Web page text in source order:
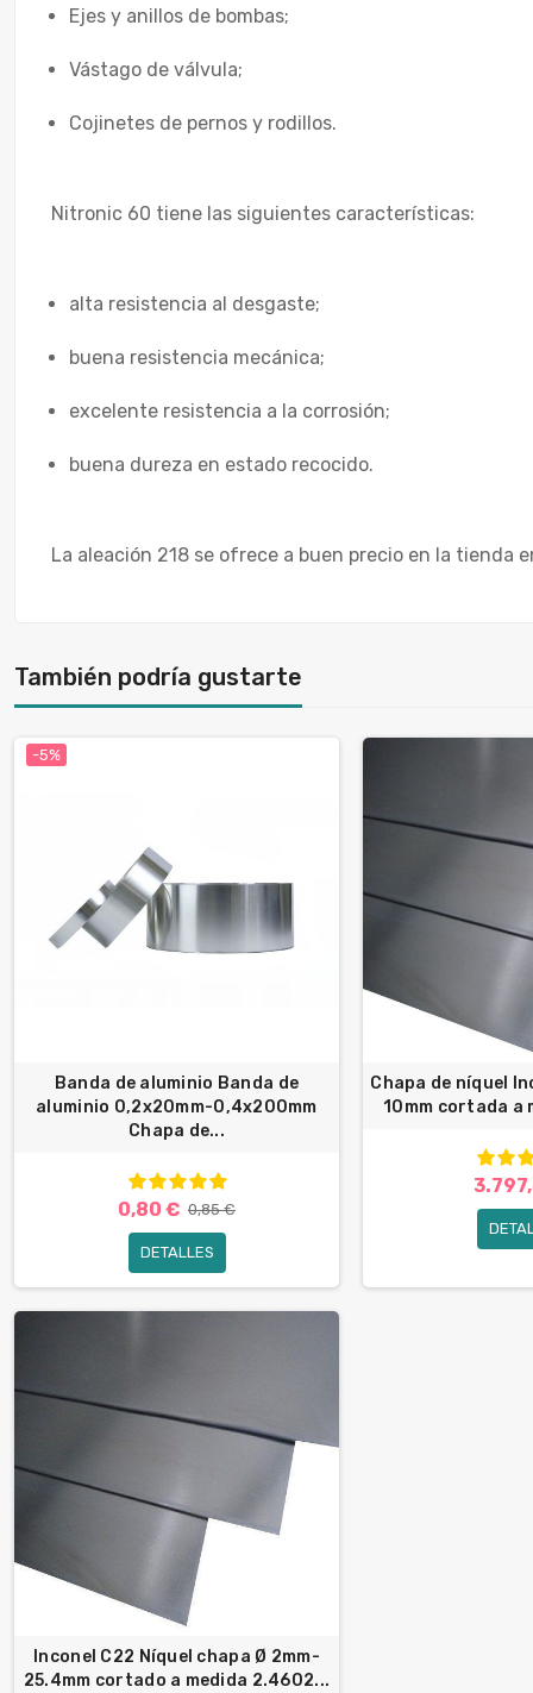
Ejes y anillos de bombas;
Vástago de válvula;
Cojinetes de pernos y rodillos.
Nitronic 60 tiene las siguientes características:
alta resistencia al desgaste;
buena resistencia mecánica;
excelente resistencia a la corrosión;
buena dureza en estado recocido.
La aleación 218 se ofrece a buen precio en la tienda
También podría gustarte
-5%
Banda de aluminio Banda de
aluminio 0,2x20mm-0,4x200mm
Chapa de...
0,80 € 0,85 €
DETALLES
Chapa de níquel
10mm cortada a
Inconel C22 Níquel chapa Ø 2mm-
25.4mm cortado a medida 2.4602...